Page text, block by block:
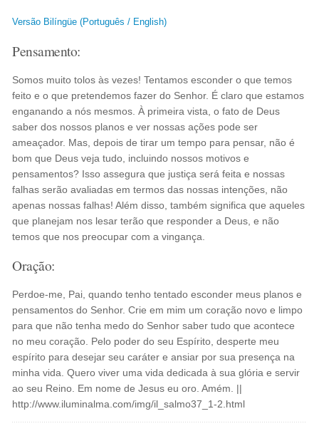
Versão Bilíngüe (Português / English)
Pensamento:
Somos muito tolos às vezes! Tentamos esconder o que temos
feito e o que pretendemos fazer do Senhor. É claro que estamos
enganando a nós mesmos. À primeira vista, o fato de Deus
saber dos nossos planos e ver nossas ações pode ser
ameaçador. Mas, depois de tirar um tempo para pensar, não é
bom que Deus veja tudo, incluindo nossos motivos e
pensamentos? Isso assegura que justiça será feita e nossas
falhas serão avaliadas em termos das nossas intenções, não
apenas nossas falhas! Além disso, também significa que aqueles
que planejam nos lesar terão que responder a Deus, e não
temos que nos preocupar com a vingança.
Oração:
Perdoe-me, Pai, quando tenho tentado esconder meus planos e
pensamentos do Senhor. Crie em mim um coração novo e limpo
para que não tenha medo do Senhor saber tudo que acontece
no meu coração. Pelo poder do seu Espírito, desperte meu
espírito para desejar seu caráter e ansiar por sua presença na
minha vida. Quero viver uma vida dedicada à sua glória e servir
ao seu Reino. Em nome de Jesus eu oro. Amém. ||
http://www.iluminalma.com/img/il_salmo37_1-2.html